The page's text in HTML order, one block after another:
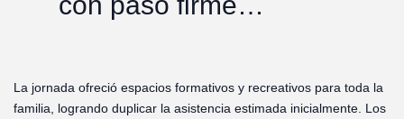
La jornada ofreció espacios formativos y recreativos para toda la
familia, logrando duplicar la asistencia estimada inicialmente. Los